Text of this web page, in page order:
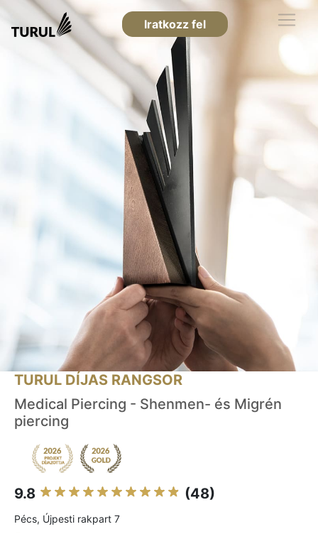
Iratkozz fel
TURUL DÍJAS RANGSOR
Medical Piercing - Shenmen- és Migrén
piercing
9.8 (48)
Pécs, Újpesti rakpart 7